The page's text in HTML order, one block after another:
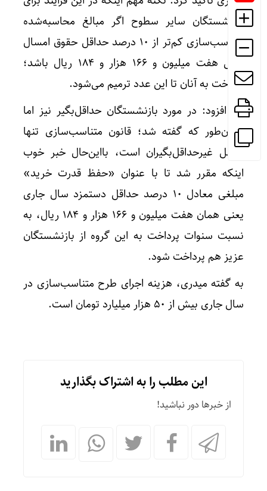
بازنشستگان سایر سطوح اگر مبالغ محاسبه‌شده
متناسب‌سازی کم‌تر از ۱۰ درصد حداقل حقوق امسال
یعنی هفت میلیون و ۱۶۶ هزار و ۱۸۴ ریال باشد؛
پرداخت به آنان تا این عدد ترمیم می‌شود.
وی افزود: در مورد بازنشستگان حداقل‌بگیر نیز اما
همان‌طور که گفته شد؛ قانون متناسب‌سازی تنها
شامل غیرحداقل‌بگیران است، بااین‌حال خبر خوب
اینکه مقرر شد تا با عنوان «حفظ قدرت خرید»
مبلغی معادل ۱۰ درصد حداقل دستمزد سال جاری
یعنی همان هفت میلیون و ۱۶۶ هزار و ۱۸۴ ریال، به
نسبت سنوات پرداخت به این گروه از بازنشستگان
عزیز هم پرداخت شود.
به گفته میدری، هزینه اجرای طرح متناسب‌سازی در
سال جاری بیش از ۵۰ هزار میلیارد تومان است.
این مطلب را به اشتراک بگذارید
از خبرها دور نباشید!